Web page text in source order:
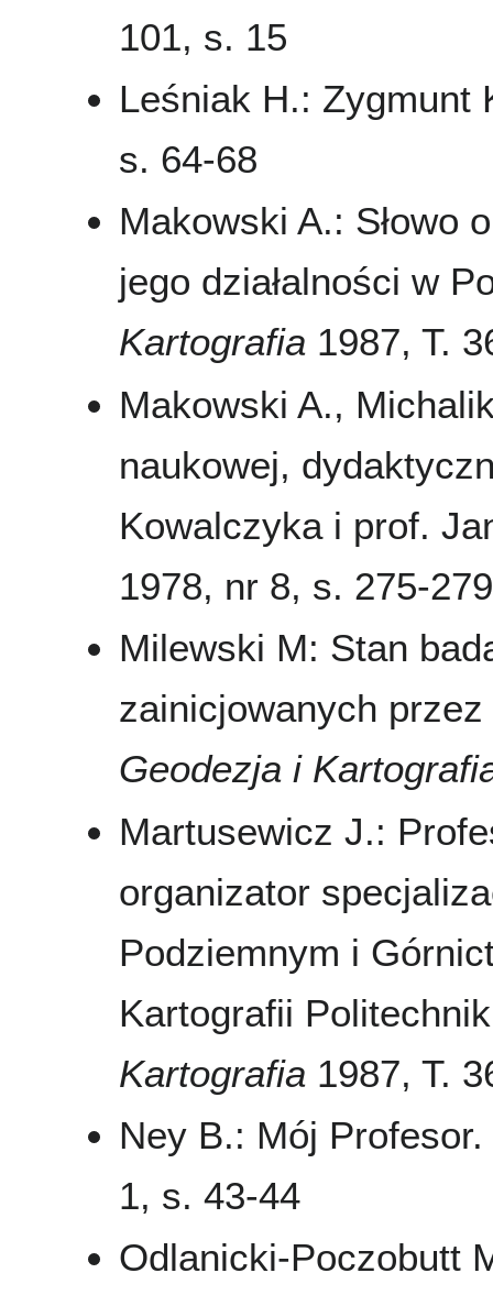
101, s. 15
Leśniak H.: Zygmunt
s. 64-68
Makowski A.: Słowo
jego działalności w
Kartografia 1987, T.
Makowski A.,
naukowej,
Kowalczyka i prof.
1978, nr 8, s. 275-
Milewski M: Stan
zainicjowanych
Geodezja i
Martusewicz J.:
organizator
Podziemnym i
Kartografii
Kartografia 1987, T.
Ney B.: Mój
1, s. 43-44
Odlanicki-Poczobutt